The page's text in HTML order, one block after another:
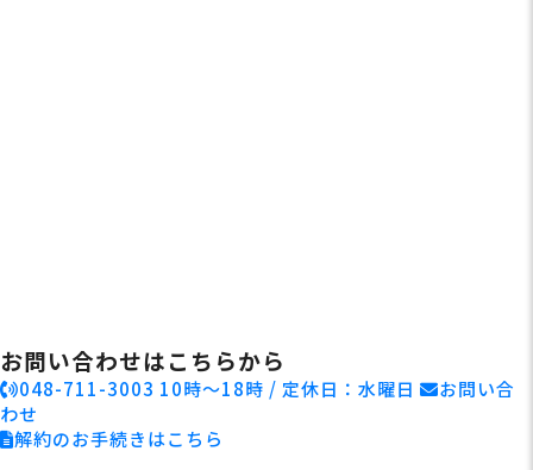
お問い合わせはこちらから
048-711-3003 10時～18時 / 定休日：水曜日
お問い合
わせ
解約のお手続きはこちら